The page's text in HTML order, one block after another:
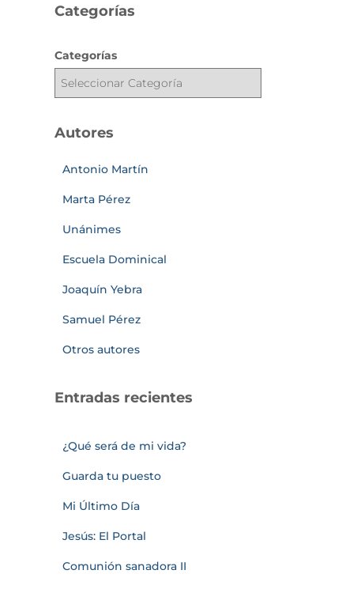
Categorías
Categorías
Autores
Antonio Martín
Marta Pérez
Unánimes
Escuela Dominical
Joaquín Yebra
Samuel Pérez
Otros autores
Entradas recientes
¿Qué será de mi vida?
Guarda tu puesto
Mi Último Día
Jesús: El Portal
Comunión sanadora II